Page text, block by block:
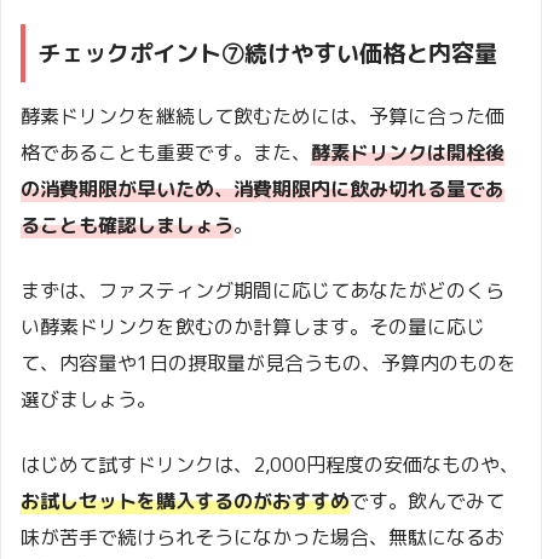
チェックポイント⑦続けやすい価格と内容量
酵素ドリンクを継続して飲むためには、予算に合った価
格であることも重要です。また、 酵素ドリンクは開栓後
の消費期限が早いため、消費期限内に飲み切れる量であ
ることも確認しましょう。
まずは、ファスティング期間に応じてあなたがどのくら
い酵素ドリンクを飲むのか計算します。その量に応じ
て、内容量や1日の摂取量が見合うもの、予算内のものを
選びましょう。
はじめて試すドリンクは、2,000円程度の安価なものや、
お試しセットを購入するのがおすすめです。飲んでみて
味が苦手で続けられそうになかった場合、無駄になるお